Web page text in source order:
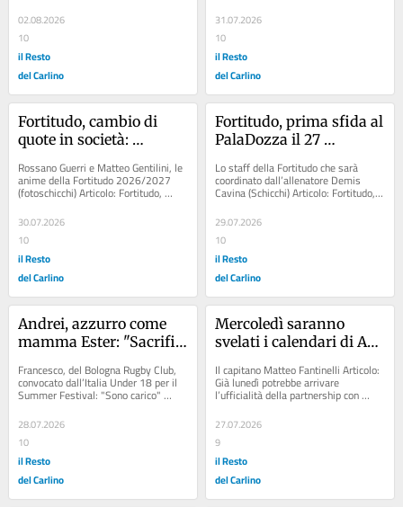
02.08.2026
10
il Resto
del Carlino
Guariglia,...
31.07.2026
10
il Resto
del Carlino
Fortitudo, cambio di
quote in società:
per Gentilini
Rossano Guerri e Matteo Gentilini, le
anime della Fortitudo 2026/2027
(fotoschicchi) Articolo: Fortitudo,
prima sfida al PalaDozza il 27
settembre:...
30.07.2026
10
il Resto
del Carlino
Fortitudo, prima sfida al
PalaDozza il 27
calendario di tutti i
match
Lo staff della Fortitudo che sarà
coordinato dall’allenatore Demis
Cavina (Schicchi) Articolo: Fortitudo,
la preseason comincia a Montecatini:
il...
29.07.2026
10
il Resto
del Carlino
Andrei, azzurro come
mamma Ester: "Sacrifici
lui"
Francesco, del Bologna Rugby Club,
convocato dall’Italia Under 18 per il
Summer Festival: "Sono carico"
28.07.2026
10
il Resto
del Carlino
Mercoledì saranno
svelati i calendari di A2:
poi dal 10 parte la
preparazione. Fortitudo,
Fantinelli e Mazzola già
al lavoro
Il capitano Matteo Fantinelli Articolo:
Già lunedì potrebbe arrivare
l’ufficialità della partnership con
Macron: mercoledì poi la Lega darà...
27.07.2026
9
il Resto
del Carlino